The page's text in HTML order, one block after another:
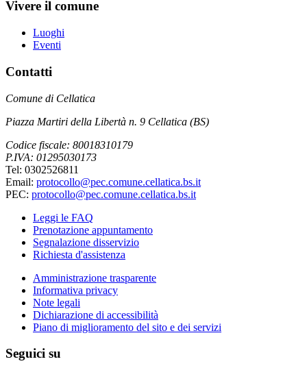
Vivere il comune
Luoghi
Eventi
Contatti
Comune di Cellatica
Piazza Martiri della Libertà n. 9 Cellatica (BS)
Codice fiscale: 80018310179
P.IVA: 01295030173
Tel: 0302526811
Email: protocollo@pec.comune.cellatica.bs.it
PEC: protocollo@pec.comune.cellatica.bs.it
Leggi le FAQ
Prenotazione appuntamento
Segnalazione disservizio
Richiesta d'assistenza
Amministrazione trasparente
Informativa privacy
Note legali
Dichiarazione di accessibilità
Piano di miglioramento del sito e dei servizi
Seguici su